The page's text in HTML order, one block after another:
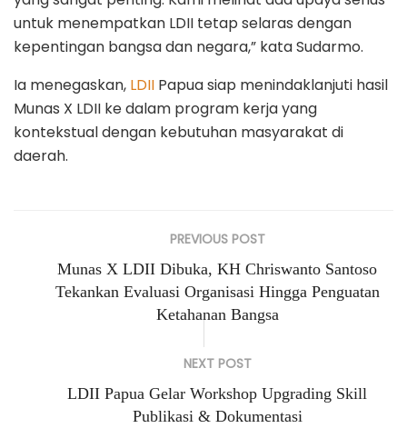
untuk menempatkan LDII tetap selaras dengan
kepentingan bangsa dan negara,” kata Sudarmo.
Ia menegaskan, LDII Papua siap menindaklanjuti hasil
Munas X LDII ke dalam program kerja yang
kontekstual dengan kebutuhan masyarakat di
daerah.
PREVIOUS POST
Munas X LDII Dibuka, KH Chriswanto Santoso
Tekankan Evaluasi Organisasi Hingga Penguatan
Ketahanan Bangsa
NEXT POST
LDII Papua Gelar Workshop Upgrading Skill
Publikasi & Dokumentasi